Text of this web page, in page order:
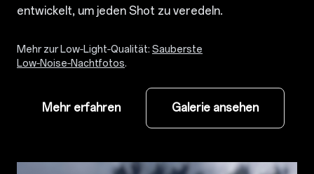
entwickelt, um jeden Shot zu veredeln.
Mehr zur Low‑Light‑Qualität: Sauberste
Low‑Noise‑Nachtfotos.
Mehr erfahren Galerie ansehen